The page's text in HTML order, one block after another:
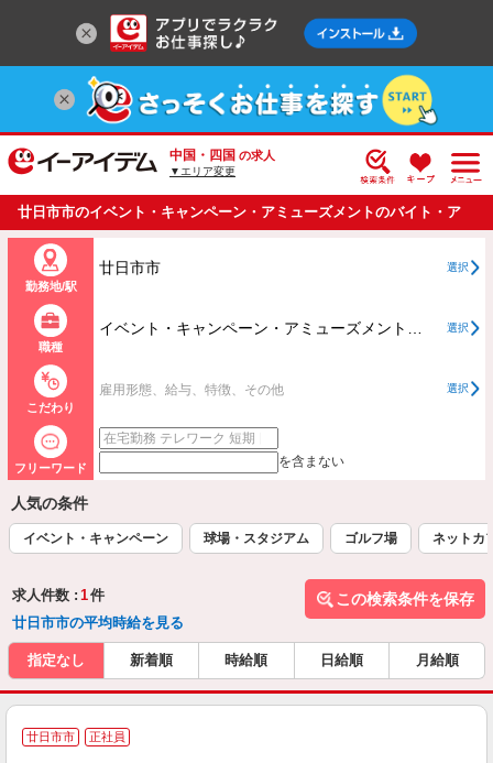
中国・四国 の求人
▼エリア変更
廿日市市のイベント・キャンペーン・アミューズメントのバイト・ア
ルバイト・パートの求人情報一覧
勤務地/駅
廿日市市 選択
職種
選択
こだわり
雇用形態、給与、特徴、その他 選択
フリーワード を含まない
人気の条件
イベント・キャンペーン 球場・スタジアム ゴルフ場 ネットカ
求人件数 : 1件
廿日市市の平均時給を見る
この検索条件を保存
指定なし 新着順 時給順 日給順 月給順
廿日市市 正社員